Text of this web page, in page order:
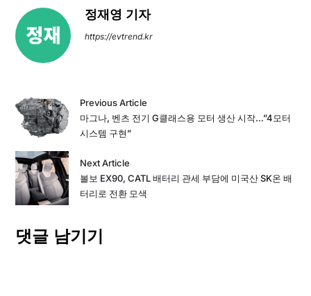
정재영 기자
https://evtrend.kr
Previous Article
마그나, 벤츠 전기 G클래스용 모터 생산 시작…”4모터
시스템 구현”
Next Article
볼보 EX90, CATL 배터리 관세 부담에 미국산 SK온 배
터리로 전환 모색
댓글 남기기